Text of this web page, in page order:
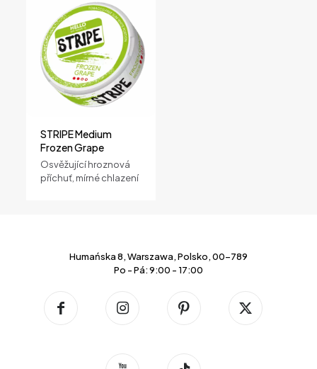
STRIPE Medium
Frozen Grape
Osvěžující hroznová
příchuť, mírné chlazení
Humańska 8, Warszawa, Polsko, 00-789
Po - Pá: 9:00 - 17:00